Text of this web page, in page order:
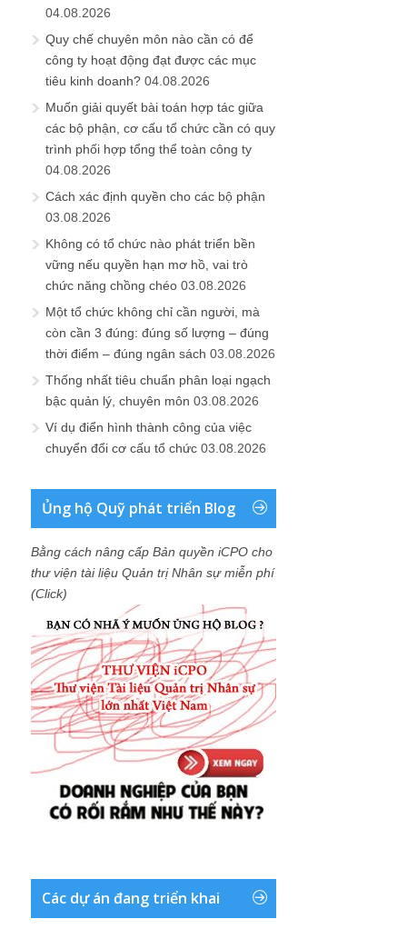
04.08.2026
Quy chế chuyên môn nào cần có để
công ty hoạt động đạt được các mục
tiêu kinh doanh? 04.08.2026
Muốn giải quyết bài toán hợp tác giữa
các bộ phận, cơ cấu tổ chức cần có quy
trình phối hợp tổng thể toàn công ty
04.08.2026
Cách xác định quyền cho các bộ phận
03.08.2026
Không có tổ chức nào phát triển bền
vững nếu quyền hạn mơ hồ, vai trò
chức năng chồng chéo 03.08.2026
Một tổ chức không chỉ cần người, mà
còn cần 3 đúng: đúng số lượng – đúng
thời điểm – đúng ngân sách 03.08.2026
Thống nhất tiêu chuẩn phân loại ngạch
bậc quản lý, chuyên môn 03.08.2026
Ví dụ điển hình thành công của việc
chuyển đổi cơ cấu tổ chức 03.08.2026
Ủng hộ Quỹ phát triển Blog
Bằng cách nâng cấp Bản quyền iCPO cho
thư viện tài liệu Quản trị Nhân sự miễn phí
(Click)
Các dự án đang triển khai